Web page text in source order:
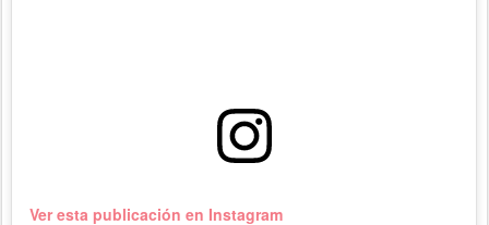
Ver esta publicación en Instagram